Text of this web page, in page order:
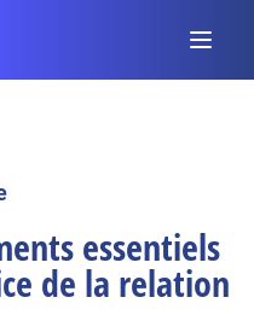
essentiels
de la relation